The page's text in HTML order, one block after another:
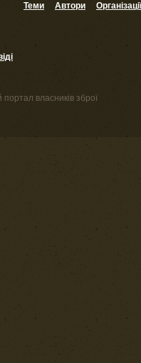
Теми Автори
власників зброї